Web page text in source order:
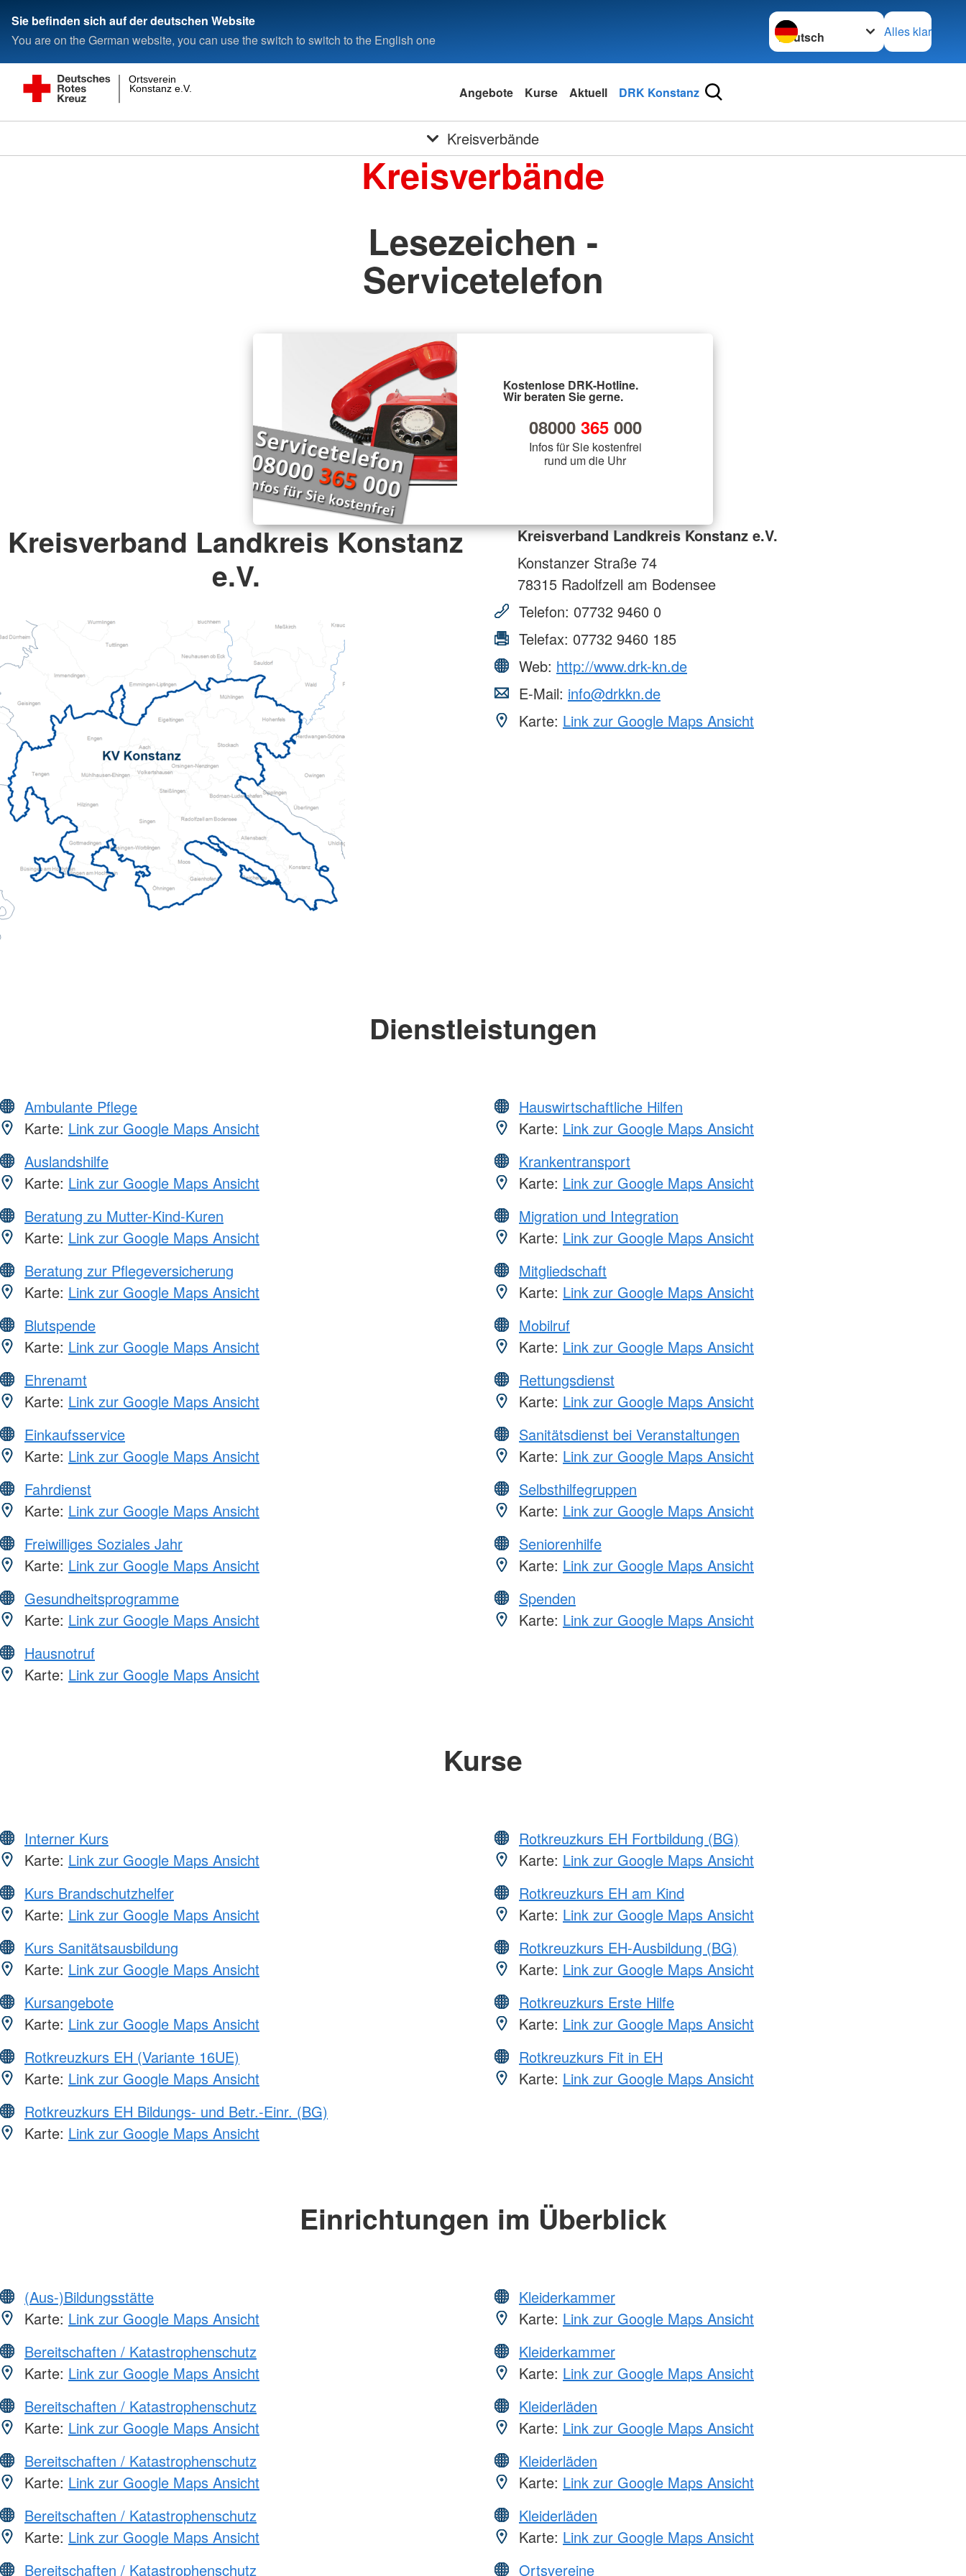
Sie befinden sich auf der deutschen Website
You are on the German website, you can use the switch to switch to the English one
Sprache wechseln zu
Alles klar
Konstanz e.V.
Ortsverein
Angebote Kurse Aktuell DRK Konstanz
Kreisverbände
Kreisverbände
Lesezeichen -
Servicetelefon
Kostenlose DRK-Hotline.
Wir beraten Sie gerne.
08000 365000
Infos für Sie kostenfrei
rund um die Uhr
Kreisverband Landkreis Konstanz
e.V.
Kreisverband Landkreis Konstanz e.V.
Konstanzer Straße 74
78315 Radolfzell am Bodensee
Telefon: 07732 9460 0
Telefax: 07732 9460 185
Web: http://www.drk-kn.de
E-Mail: info@drkkn.de
Karte: Link zur Google Maps Ansicht
Dienstleistungen
Ambulante Pflege
Karte: Link zur Google Maps Ansicht
Auslandshilfe
Karte: Link zur Google Maps Ansicht
Beratung zu Mutter-Kind-Kuren
Karte: Link zur Google Maps Ansicht
Beratung zur Pflegeversicherung
Karte: Link zur Google Maps Ansicht
Blutspende
Karte: Link zur Google Maps Ansicht
Ehrenamt
Karte: Link zur Google Maps Ansicht
Einkaufsservice
Karte: Link zur Google Maps Ansicht
Fahrdienst
Karte: Link zur Google Maps Ansicht
Freiwilliges Soziales Jahr
Karte: Link zur Google Maps Ansicht
Gesundheitsprogramme
Karte: Link zur Google Maps Ansicht
Hausnotruf
Karte: Link zur Google Maps Ansicht
Hauswirtschaftliche Hilfen
Karte: Link zur Google Maps Ansicht
Krankentransport
Karte: Link zur Google Maps Ansicht
Migration und Integration
Karte: Link zur Google Maps Ansicht
Mitgliedschaft
Karte: Link zur Google Maps Ansicht
Mobilruf
Karte: Link zur Google Maps Ansicht
Rettungsdienst
Karte: Link zur Google Maps Ansicht
Sanitätsdienst bei Veranstaltungen
Karte: Link zur Google Maps Ansicht
Selbsthilfegruppen
Karte: Link zur Google Maps Ansicht
Seniorenhilfe
Karte: Link zur Google Maps Ansicht
Spenden
Karte: Link zur Google Maps Ansicht
Kurse
Interner Kurs
Karte: Link zur Google Maps Ansicht
Kurs Brandschutzhelfer
Karte: Link zur Google Maps Ansicht
Kurs Sanitätsausbildung
Karte: Link zur Google Maps Ansicht
Kursangebote
Karte: Link zur Google Maps Ansicht
Rotkreuzkurs EH (Variante 16UE)
Karte: Link zur Google Maps Ansicht
Rotkreuzkurs EH Bildungs- und Betr.-Einr. (BG)
Karte: Link zur Google Maps Ansicht
Rotkreuzkurs EH Fortbildung (BG)
Karte: Link zur Google Maps Ansicht
Rotkreuzkurs EH am Kind
Karte: Link zur Google Maps Ansicht
Rotkreuzkurs EH-Ausbildung (BG)
Karte: Link zur Google Maps Ansicht
Rotkreuzkurs Erste Hilfe
Karte: Link zur Google Maps Ansicht
Rotkreuzkurs Fit in EH
Karte: Link zur Google Maps Ansicht
Einrichtungen im Überblick
(Aus-)Bildungsstätte
Karte: Link zur Google Maps Ansicht
Bereitschaften / Katastrophenschutz
Karte: Link zur Google Maps Ansicht
Bereitschaften / Katastrophenschutz
Karte: Link zur Google Maps Ansicht
Bereitschaften / Katastrophenschutz
Karte: Link zur Google Maps Ansicht
Bereitschaften / Katastrophenschutz
Karte: Link zur Google Maps Ansicht
Bereitschaften / Katastrophenschutz
Kleiderkammer
Karte: Link zur Google Maps Ansicht
Kleiderkammer
Karte: Link zur Google Maps Ansicht
Kleiderläden
Karte: Link zur Google Maps Ansicht
Kleiderläden
Karte: Link zur Google Maps Ansicht
Kleiderläden
Karte: Link zur Google Maps Ansicht
Ortsvereine